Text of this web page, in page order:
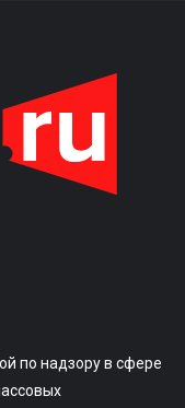
по надзору в сфере